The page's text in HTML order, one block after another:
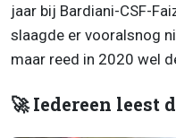
jaar bij Bardiani-CSF-
slaagde er vooralsnog
maar reed in 2020 wel
🚀 Iedereen leest